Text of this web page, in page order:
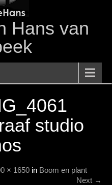
Hans van
studio
× 1650 in Boom en plant
Next →